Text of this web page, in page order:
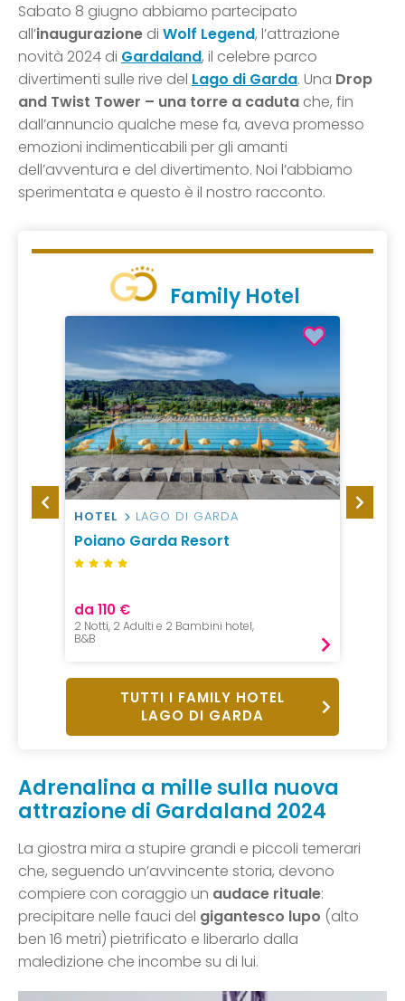
Sabato 8 giugno abbiamo partecipato
all’inaugurazione di Wolf Legend, l’attrazione
novità 2024 di Gardaland, il celebre parco
divertimenti sulle rive del Lago di Garda. Una Drop
and Twist Tower – una torre a caduta che, fin
dall’annuncio qualche mese fa, aveva promesso
emozioni indimenticabili per gli amanti
dell’avventura e del divertimento. Noi l’abbiamo
sperimentata e questo è il nostro racconto.
Family Hotel
HOTEL LAGO DI GARDA
Poiano Garda Resort
da 110 €
2 Notti, 2 Adulti e 2 Bambini hotel,
B&B
TUTTI I FAMILY HOTEL
LAGO DI GARDA
Adrenalina a mille sulla nuova
attrazione di Gardaland 2024
La giostra mira a stupire grandi e piccoli temerari
che, seguendo un’avvincente storia, devono
compiere con coraggio un audace rituale:
precipitare nelle fauci del gigantesco lupo (alto
ben 16 metri) pietrificato e liberarlo dalla
maledizione che incombe su di lui.